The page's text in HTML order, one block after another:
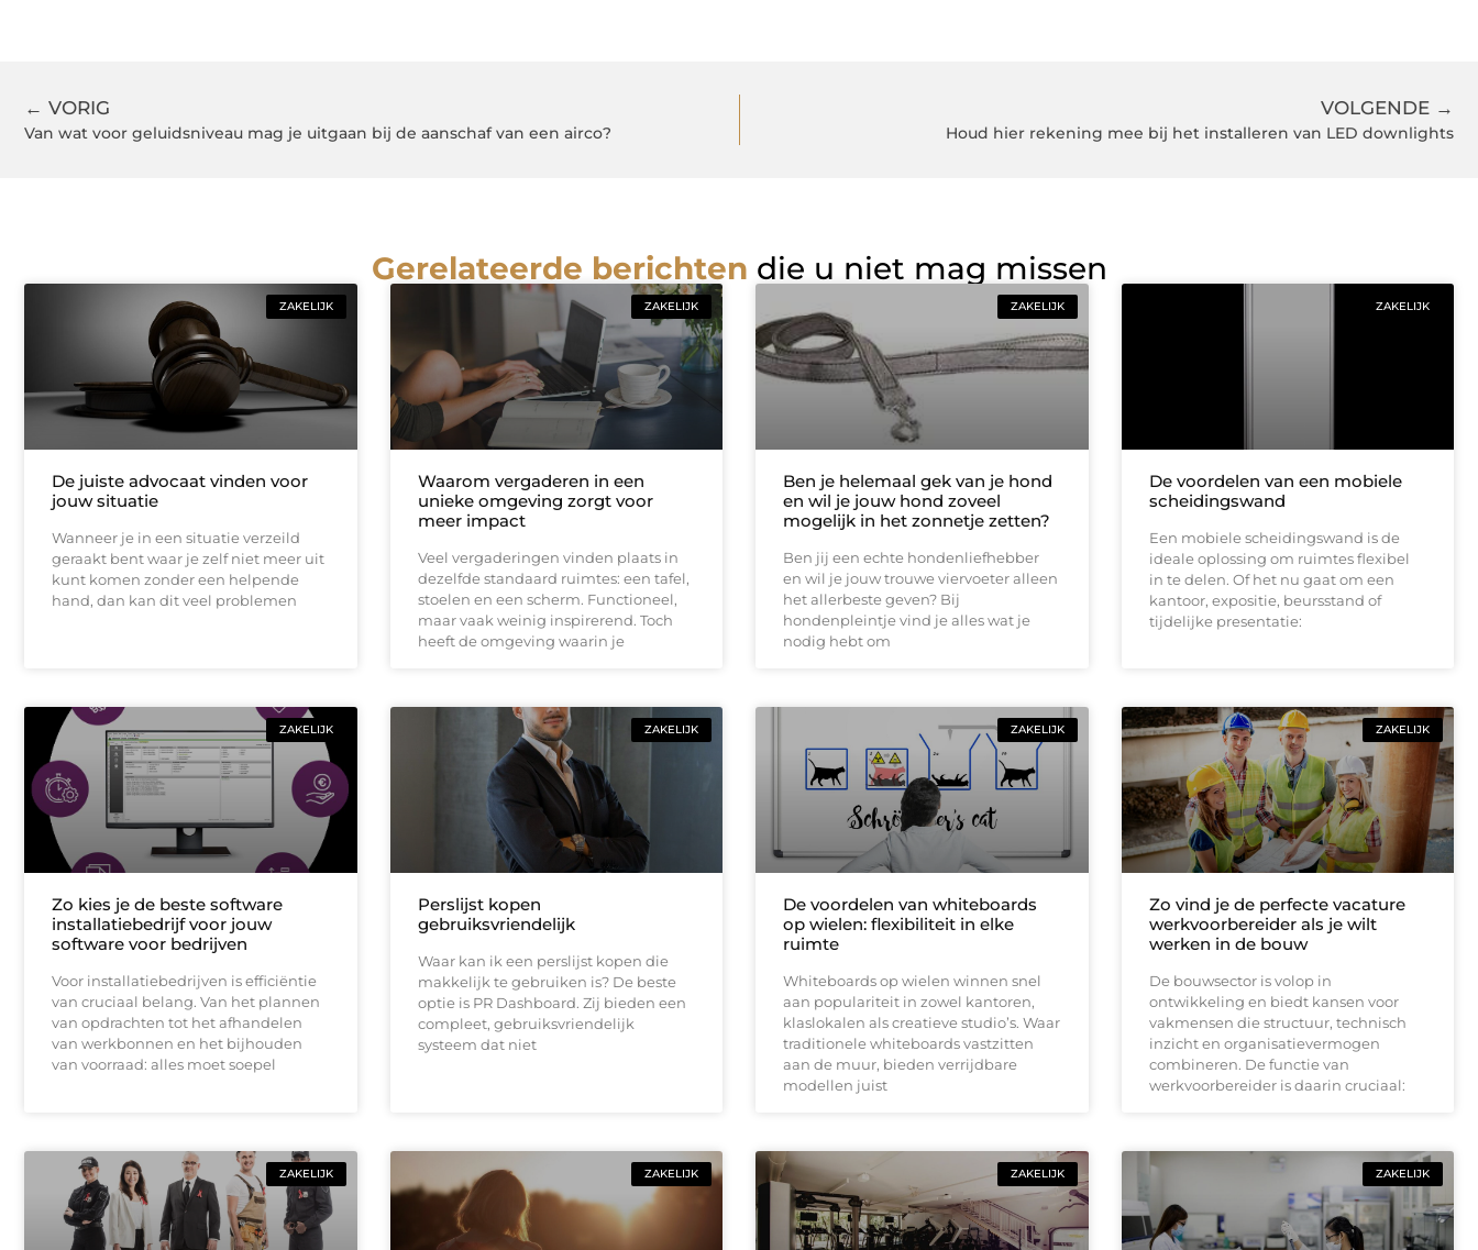
← VORIG
Van wat voor geluidsniveau mag je uitgaan bij de aanschaf van een airco?
VOLGENDE →
Houd hier rekening mee bij het installeren van LED downlights
Gerelateerde berichten die u niet mag missen
ZAKELIJK
De juiste advocaat vinden voor
jouw situatie
Wanneer je in een situatie verzeild
geraakt bent waar je zelf niet meer uit
kunt komen zonder een helpende
hand, dan kan dit veel problemen
ZAKELIJK
Waarom vergaderen in een
unieke omgeving zorgt voor
meer impact
Veel vergaderingen vinden plaats in
dezelfde standaard ruimtes: een tafel,
stoelen en een scherm. Functioneel,
maar vaak weinig inspirerend. Toch
heeft de omgeving waarin je
ZAKELIJK
Ben je helemaal gek van je hond
en wil je jouw hond zoveel
mogelijk in het zonnetje zetten?
Ben jij een echte hondenliefhebber
en wil je jouw trouwe viervoeter alleen
het allerbeste geven? Bij
hondenpleintje vind je alles wat je
nodig hebt om
ZAKELIJK
De voordelen van een mobiele
scheidingswand
Een mobiele scheidingswand is de
ideale oplossing om ruimtes flexibel
in te delen. Of het nu gaat om een
kantoor, expositie, beursstand of
tijdelijke presentatie:
ZAKELIJK
Zo kies je de beste software
installatiebedrijf voor jouw
software voor bedrijven
Voor installatiebedrijven is efficiëntie
van cruciaal belang. Van het plannen
van opdrachten tot het afhandelen
van werkbonnen en het bijhouden
van voorraad: alles moet soepel
ZAKELIJK
Perslijst kopen
gebruiksvriendelijk
Waar kan ik een perslijst kopen die
makkelijk te gebruiken is? De beste
optie is PR Dashboard. Zij bieden een
compleet, gebruiksvriendelijk
systeem dat niet
ZAKELIJK
De voordelen van whiteboards
op wielen: flexibiliteit in elke
ruimte
Whiteboards op wielen winnen snel
aan populariteit in zowel kantoren,
klaslokalen als creatieve studio’s. Waar
traditionele whiteboards vastzitten
aan de muur, bieden verrijdbare
modellen juist
ZAKELIJK
Zo vind je de perfecte vacature
werkvoorbereider als je wilt
werken in de bouw
De bouwsector is volop in
ontwikkeling en biedt kansen voor
vakmensen die structuur, technisch
inzicht en organisatievermogen
combineren. De functie van
werkvoorbereider is daarin cruciaal:
ZAKELIJK ZAKELIJK ZAKELIJK ZAKELIJK